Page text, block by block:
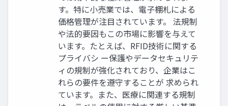
す。特に小売業では、電子棚札による
価格管理が注目されています。 法規制
や法的要因もこの市場に影響を与えて
います。たとえば、RFID技術に関する
プライバシ ー保護やデータセキュリテ
ィの規制が強化されており、企業はこ
れらの要件を遵守することが 求められ
ています。また、医療に関連する規制